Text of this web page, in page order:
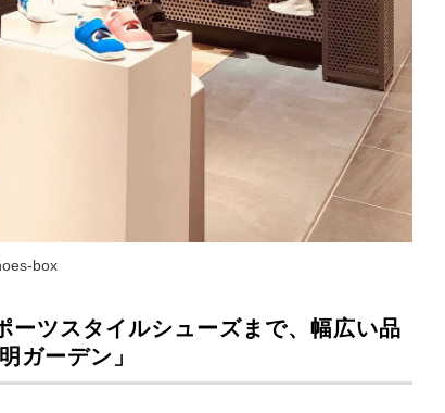
box
ーツスタイルシューズまで、幅広い品
ガーデン」